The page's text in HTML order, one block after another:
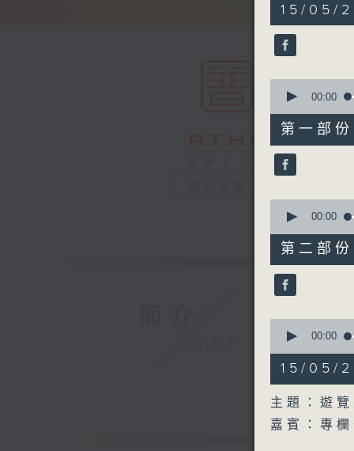
hour,
49
minutes,
59
90%
15/05/
seconds
55
minutes,
10
seconds
90%
00:00
第一部
seconds
55
minutes,
9
seconds
90%
00:00
第二部
seconds
16
minutes,
35
seconds
90%
00:00
15/05/
主題：遊
嘉賓：專